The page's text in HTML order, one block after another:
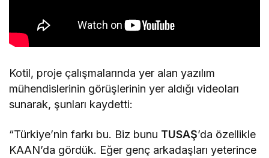
Kotil, proje çalışmalarında yer alan yazılım
mühendislerinin görüşlerinin yer aldığı videoları
sunarak, şunları kaydetti:
“Türkiye’nin farkı bu. Biz bunu TUSAŞ’da özellikle
KAAN’da gördük. Eğer genç arkadaşları yeterince